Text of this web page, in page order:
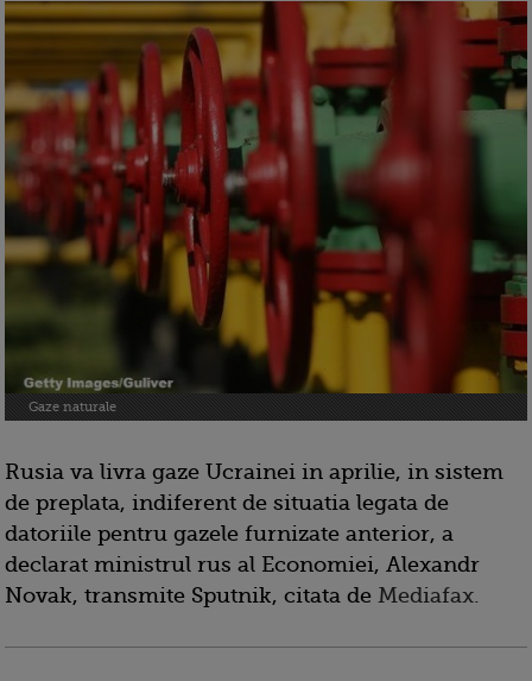
Gaze naturale
Rusia va livra gaze Ucrainei in aprilie, in sistem
de preplata, indiferent de situatia legata de
datoriile pentru gazele furnizate anterior, a
declarat ministrul rus al Economiei, Alexandr
Novak, transmite Sputnik, citata de Mediafax.